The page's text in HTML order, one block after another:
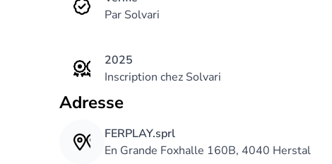
Par Solvari
2025
Inscription chez Solvari
Adresse
FERPLAY.sprl
En Grande Foxhalle 160B, 4040 Herstal